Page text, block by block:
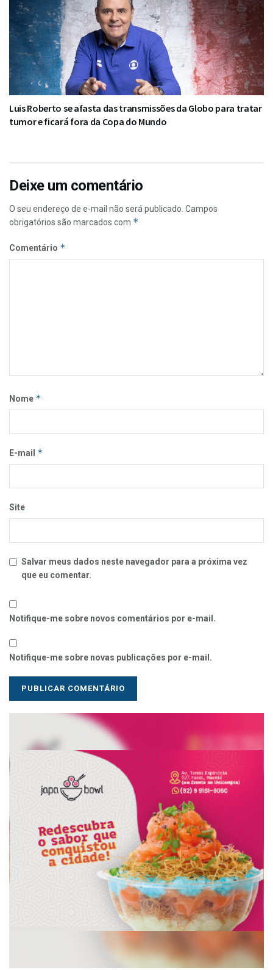
Luis Roberto se afasta das transmissões da Globo para tratar
tumor e ficará fora da Copa do Mundo
Deixe um comentário
O seu endereço de e-mail não será publicado. Campos
obrigatórios são marcados com *
Comentário *
Nome *
E-mail *
Site
Salvar meus dados neste navegador para a próxima vez
que eu comentar.
Notifique-me sobre novos comentários por e-mail.
Notifique-me sobre novas publicações por e-mail.